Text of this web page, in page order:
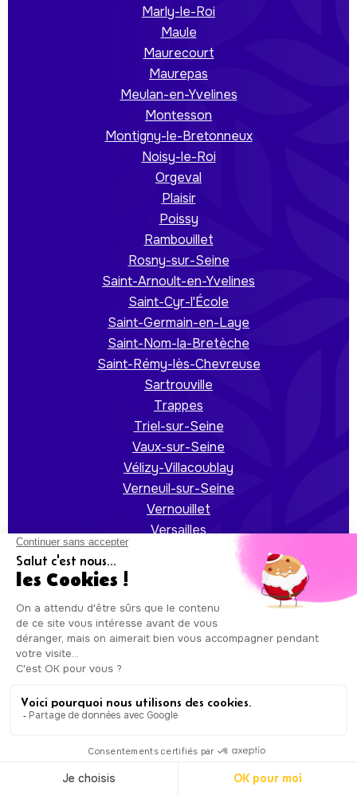
Marly-le-Roi
Maule
Maurecourt
Maurepas
Meulan-en-Yvelines
Montesson
Montigny-le-Bretonneux
Noisy-le-Roi
Orgeval
Plaisir
Poissy
Rambouillet
Rosny-sur-Seine
Saint-Arnoult-en-Yvelines
Saint-Cyr-l'École
Saint-Germain-en-Laye
Saint-Nom-la-Bretèche
Saint-Rémy-lès-Chevreuse
Sartrouville
Trappes
Triel-sur-Seine
Vaux-sur-Seine
Vélizy-Villacoublay
Verneuil-sur-Seine
Vernouillet
Versailles
Villennes-sur-Seine
Voisins-le-Bretonneux
Auxicare
Mentions légales - Conditions Générales de